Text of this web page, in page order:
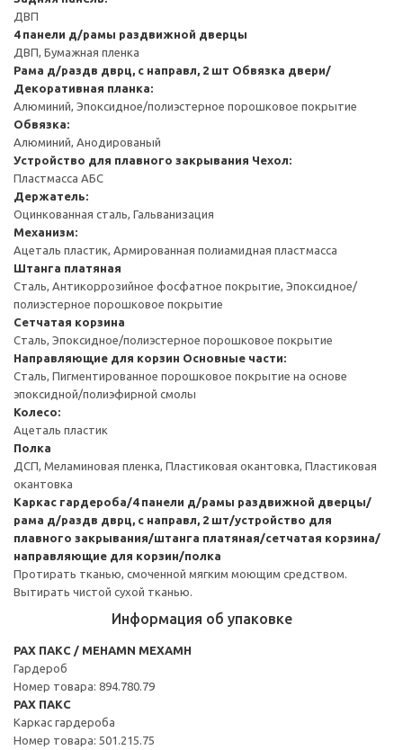
ДВП
4 панели д/рамы раздвижной дверцы
ДВП, Бумажная пленка
Рама д/раздв дврц, с направл, 2 шт Обвязка двери/
Декоративная планка:
Алюминий, Эпоксидное/полиэстерное порошковое покрытие
Обвязка:
Алюминий, Анодированый
Устройство для плавного закрывания Чехол:
Пластмасса АБС
Держатель:
Оцинкованная сталь, Гальванизация
Механизм:
Ацеталь пластик, Армированная полиамидная пластмасса
Штанга платяная
Сталь, Антикоррозийное фосфатное покрытие, Эпоксидное/
полиэстерное порошковое покрытие
Сетчатая корзина
Сталь, Эпоксидное/полиэстерное порошковое покрытие
Направляющие для корзин Основные части:
Сталь, Пигментированное порошковое покрытие на основе
эпоксидной/полиэфирной смолы
Колесо:
Ацеталь пластик
Полка
ДСП, Меламиновая пленка, Пластиковая окантовка, Пластиковая
окантовка
Каркас гардероба/4 панели д/рамы раздвижной дверцы/
рама д/раздв дврц, с направл, 2 шт/устройство для
плавного закрывания/штанга платяная/сетчатая корзина/
направляющие для корзин/полка
Протирать тканью, смоченной мягким моющим средством.
Вытирать чистой сухой тканью.
Информация об упаковке
PAX ПАКС / MEHAMN МЕХАМН
Гардероб
Номер товара: 894.780.79
PAX ПАКС
Каркас гардероба
Номер товара: 501.215.75